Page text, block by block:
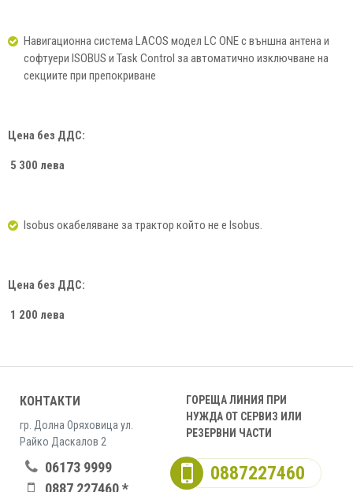
Навигационна система LACOS модел LC ONE с външна антена и
софтуери ISOBUS и Task Control за автоматично изключване на
секциите при препокриване
Цена без ДДС:
5 300 лева
Isobus окабеляване за трактор който не е Isobus.
Цена без ДДС:
1 200 лева
КОНТАКТИ
гр. Долна Оряховица ул.
Райко Даскалов 2
06173 9999
0887 227460 *
ГОРЕЩА ЛИНИЯ ПРИ
НУЖДА ОТ СЕРВИЗ ИЛИ
РЕЗЕРВНИ ЧАСТИ
0887227460